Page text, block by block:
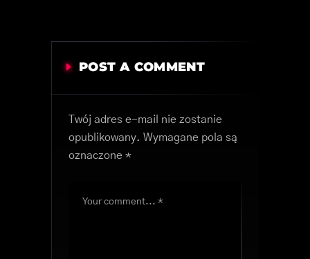
POST A COMMENT
Twój adres e-mail nie zostanie
opublikowany. Wymagane pola są
oznaczone *